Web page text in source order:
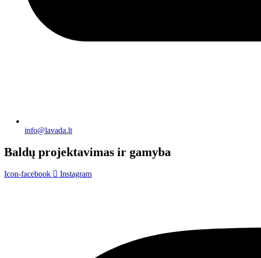
info@lavada.lt
Baldų projektavimas ir gamyba
Icon-facebook Instagram